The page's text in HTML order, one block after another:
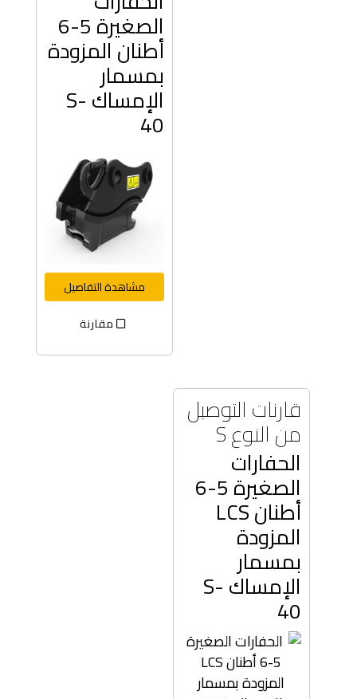
الصغيرة 5-6
أطنان المزودة
بمسمار
الإمساك S-
40
مشاهدة التفاصيل
مقارنة
قارنات التوصيل
من النوع S
الحفارات
الصغيرة 5-6
أطنان LCS
المزودة
بمسمار
الإمساك S-
40